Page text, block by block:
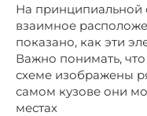
На принципиальной
взаимное
показано, как эти
Важно понимать,
схеме изображены
самом кузове они
местах